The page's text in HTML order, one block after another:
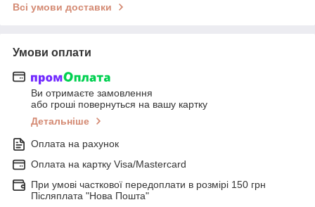
Всі умови доставки
Умови оплати
Ви отримаєте замовлення
або гроші повернуться на вашу картку
Детальніше
Оплата на рахунок
Оплата на картку Visa/Mastercard
При умові часткової передоплати в розмірі 150 грн
Післяплата "Нова Пошта"